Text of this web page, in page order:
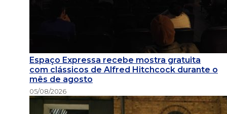
Espaço Expressa recebe mostra gratuita
com clássicos de Alfred Hitchcock durante o
mês de agosto
05/08/2026